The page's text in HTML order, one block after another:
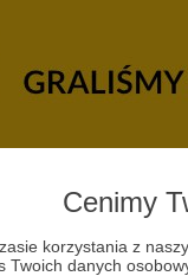
Cenimy
korzystania z
danych
o